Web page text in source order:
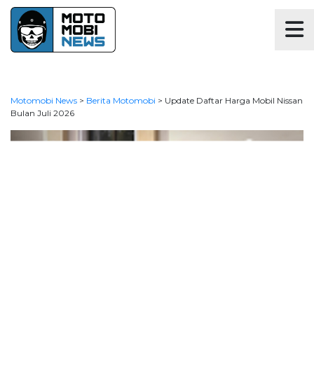
Motomobi News > Berita Motomobi > Update Daftar Harga Mobil Nissan
Bulan Juli 2026